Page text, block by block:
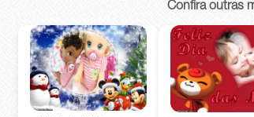
Confira outras